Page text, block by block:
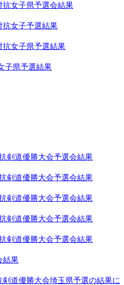
抗女子県予選会結果
抗女子予選結果
抗女子県予選結果
子県予選結果
剣道優勝大会予選会結果
剣道優勝大会予選会結果
剣道優勝大会予選会結果
剣道優勝大会予選会結果
剣道優勝大会予選会結果
結果
道優勝大会埼玉県予選の結果に